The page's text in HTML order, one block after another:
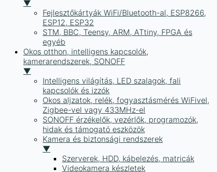
▼
Fejlesztőkártyák WiFi/Bluetooth-al, ESP8266,
ESP12, ESP32
STM, BBC, Teensy, ARM, ATtiny, FPGA és
egyéb
Okos otthon, intelligens kapcsolók,
kamerarendszerek, SONOFF
▼
Intelligens világítás, LED szalagok, fali
kapcsolók és izzók
Okos aljzatok, relék, fogyasztásmérés WiFivel,
Zigbee-vel vagy 433MHz-el
SONOFF érzékelők, vezérlők, programozók,
hidak és támogató eszközök
Kamera és biztonsági rendszerek
▼
Szerverek, HDD, kábelezés, matricák
Videokamera készletek